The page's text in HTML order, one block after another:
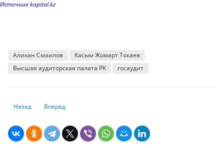
Источник kapital.kz
Алихан Смаилов
Касым Жомарт Токаев
Высшая аудиторская палата РК
госаудит
Предыдущий: Инфляция в Японии разогналась до 4% в январе
Назад Следующий: Где цены растут быстрее, чем в Казахстане
Вперед